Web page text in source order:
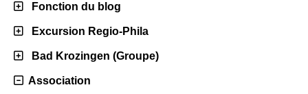
Fonction du blog
Excursion Regio-Phila
Bad Krozingen (Groupe)
Association